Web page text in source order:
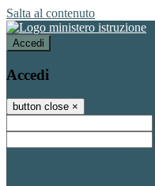
Salta al contenuto
Accedi
Accedi
button close ×